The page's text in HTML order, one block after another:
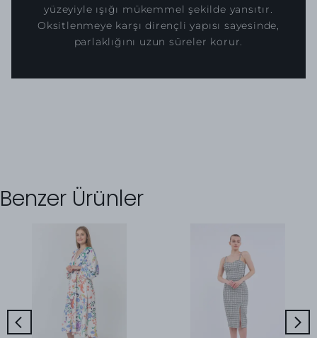
yüzeyiyle ışığı mükemmel şekilde yansıtır.
Oksitlenmeye karşı dirençli yapısı sayesinde,
parlaklığını uzun süreler korur.
Benzer Ürünler